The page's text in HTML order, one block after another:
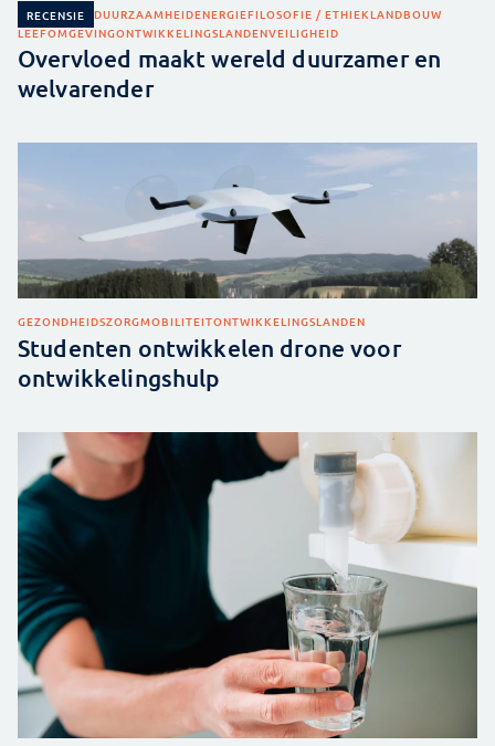
RECENSIE DUURZAAMHEIDENERGIEFILOSOFIE / ETHIEKLANDBOUW
LEEFOMGEVINGONTWIKKELINGSLANDENVEILIGHEID
Overvloed maakt wereld duurzamer en
welvarender
GEZONDHEIDSZORGMOBILITEITONTWIKKELINGSLANDEN
Studenten ontwikkelen drone voor
ontwikkelingshulp